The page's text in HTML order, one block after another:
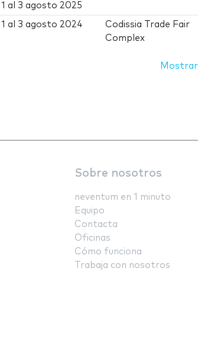
1 al 3 agosto 2025
1 al 3 agosto 2024
Codissia Trade Fair
Complex
Sobre nosotros
neventum en 1 minuto
Equipo
Contacta
Oficinas
Cómo funciona
Trabaja con nosotros